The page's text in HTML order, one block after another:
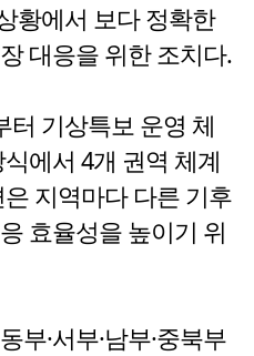
황에서 보다 정확한
대응을 위한 조치다.
터 기상특보 운영 체
에서 4개 권역 체계
지역마다 다른 기후
효율성을 높이기 위
부·서부·남부·중북부